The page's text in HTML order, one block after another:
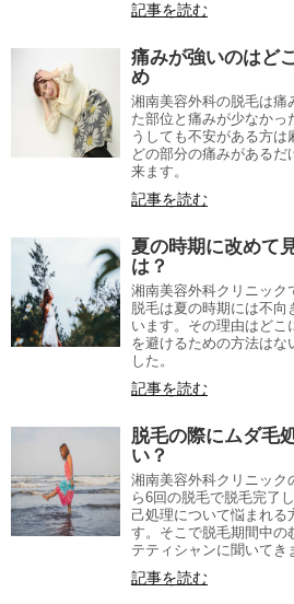
記事を読む
痛みが強いのはど
め
湘南美容外科の脱毛は痛
た部位と痛みが少なか
うしても不安がある方は
どの部分の痛みがあるだ
来ます。
記事を読む
夏の時期に改めて
は？
湘南美容外科クリニック
脱毛は夏の時期には不向
います。その理由はどこ
を避けるための方法はな
した。
記事を読む
脱毛の際にムダ毛
い？
湘南美容外科クリニック
ら6回の脱毛で脱毛完了
己処理について悩まれる
す。そこで脱毛期間中の
テティシャンに聞いてき
記事を読む